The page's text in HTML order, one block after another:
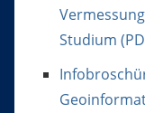
Studium